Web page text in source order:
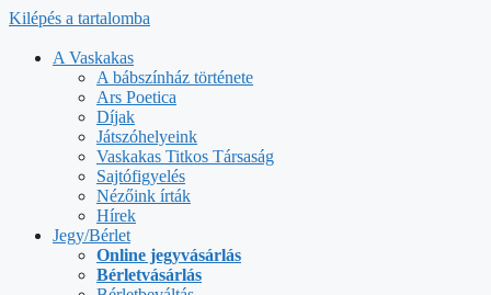
Kilépés a tartalomba
A Vaskakas
A bábszínház története
Ars Poetica
Díjak
Játszóhelyeink
Vaskakas Titkos Társaság
Sajtófigyelés
Nézőink írták
Hírek
Jegy/Bérlet
Online jegyvásárlás
Bérletvásárlás